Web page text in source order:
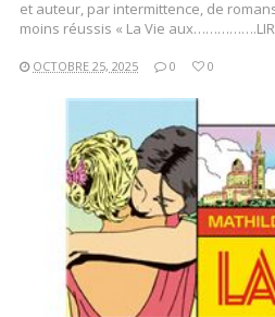
et auteur, par intermittence, de
moins réussis « La Vie
OCTOBRE 25, 2025 0 0